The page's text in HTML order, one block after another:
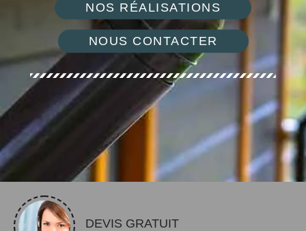
NOS RÉALISATIONS
NOUS CONTACTER
DEVIS GRATUIT